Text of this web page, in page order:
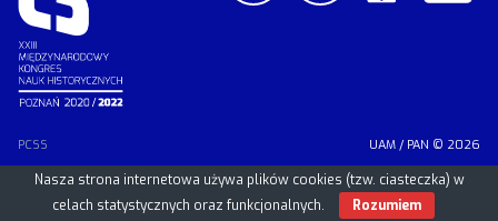
PCSS UAM / PAN © 2026
Nasza strona internetowa używa plików cookies (tzw. ciasteczka) w
celach statystycznych oraz funkcjonalnych.
Rozumiem